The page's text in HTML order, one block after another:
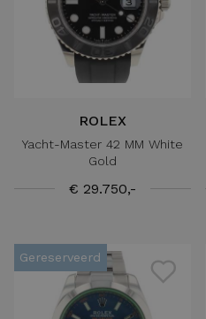
ROLEX
Yacht-Master 42 MM White
Gold
€ 29.750,-
Gereserveerd